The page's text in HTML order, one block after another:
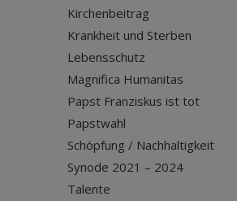
Kirchenbeitrag
Krankheit und Sterben
Lebensschutz
Magnifica Humanitas
Papst Franziskus ist tot
Papstwahl
Schöpfung / Nachhaltigkeit
Synode 2021 – 2024
Talente